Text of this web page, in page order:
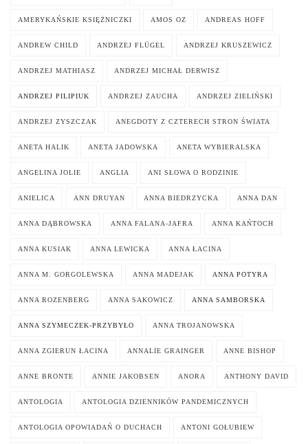
AMERYKAŃSKIE KSIĘŻNICZKI AMOS OZ ANDREAS HOFF
ANDREW CHILD ANDRZEJ FLÜGEL ANDRZEJ KRUSZEWICZ
ANDRZEJ MATHIASZ ANDRZEJ MICHAŁ DERWISZ
ANDRZEJ PILIPIUK ANDRZEJ ZAUCHA ANDRZEJ ZIELIŃSKI
ANDRZEJ ZYSZCZAK ANEGDOTY Z CZTERECH STRON ŚWIATA
ANETA HALIK ANETA JADOWSKA ANETA WYBIERALSKA
ANGELINA JOLIE ANGLIA ANI SŁOWA O RODZINIE
ANIELICA ANN DRUYAN ANNA BIEDRZYCKA ANNA DAN
ANNA DĄBROWSKA ANNA FALANA-JAFRA ANNA KAŃTOCH
ANNA KUSIAK ANNA LEWICKA ANNA ŁACINA
ANNA M. GORGOLEWSKA ANNA MADEJAK ANNA POTYRA
ANNA ROZENBERG ANNA SAKOWICZ ANNA SAMBORSKA
ANNA SZYMECZEK-PRZYBYŁO ANNA TROJANOWSKA
ANNA ZGIERUN ŁACINA ANNALIE GRAINGER ANNE BISHOP
ANNE BRONTE ANNIE JAKOBSEN ANORA ANTHONY DAVID
ANTOLOGIA ANTOLOGIA DZIENNIKÓW PANDEMICZNYCH
ANTOLOGIA OPOWIADAŃ O DUCHACH ANTONI GOŁUBIEW